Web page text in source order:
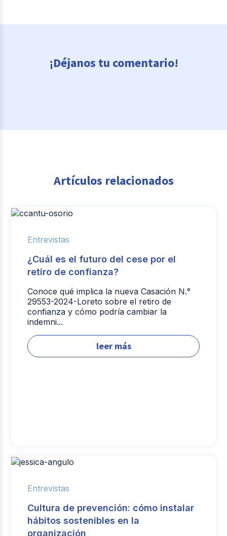
¡Déjanos tu comentario!
Artículos relacionados
Entrevistas
¿Cuál es el futuro del cese por el
retiro de confianza?
Conoce qué implica la nueva Casación N.°
29553-2024-Loreto sobre el retiro de
confianza y cómo podría cambiar la
indemni...
leer más
Entrevistas
Cultura de prevención: cómo instalar
hábitos sostenibles en la
organización